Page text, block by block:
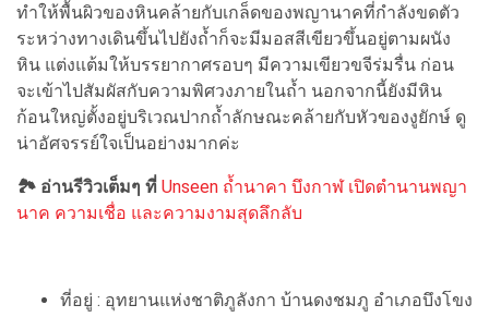
ทำให้พื้นผิวของหินคล้ายกับเกล็ดของพญานาคที่กำลังขดตัว
ระหว่างทางเดินขึ้นไปยังถ้ำก็จะมีมอสสีเขียวขึ้นอยู่ตามผนัง
หิน แต่งแต้มให้บรรยากาศรอบๆ มีความเขียวขจีร่มรื่น ก่อน
จะเข้าไปสัมผัสกับความพิศวงภายในถ้ำ นอกจากนี้ยังมีหิน
ก้อนใหญ่ตั้งอยู่บริเวณปากถ้ำลักษณะคล้ายกับหัวของงูยักษ์ ดู
น่าอัศจรรย์ใจเป็นอย่างมากค่ะ
🏞 อ่านรีวิวเต็มๆ ที่ Unseen ถ้ำนาคา บึงกาฬ เปิดตำนานพญา
นาค ความเชื่อ และความงามสุดลึกลับ
ที่อยู่ : อุทยานแห่งชาติภูลังกา บ้านดงชมภู อำเภอบึงโขง